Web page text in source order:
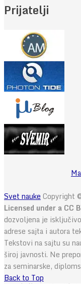
Prijatelji
Svet nauke Copyright
Licensed under a CC
dozvoljena je
adrese sajta i autora
Tekstovi na sajtu su
široj javnosti. Ne
za seminarske,
Back to Top